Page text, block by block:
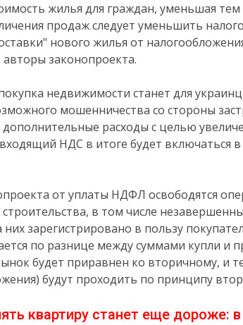
жилья для граждан, уменьшая
продаж следует уменьшить
нового жилья от
законопроекта.
недвижимости станет для
мошенничества со стороны
расходы с целью
НДС в итоге будет включаться в
от уплаты НДФЛ освободятся
в том числе
зарегистрировано в пользу
по разнице между суммами купли и
будет приравнен ко вторичному, и
будут проходить по принципу
квартиру станет еще дороже: в